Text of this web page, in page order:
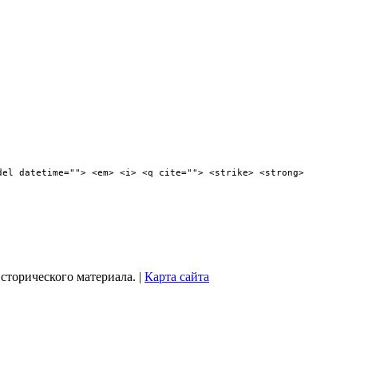
datetime=""> <em> <i> <q cite=""> <strike> <strong>
материала. | Карта сайта